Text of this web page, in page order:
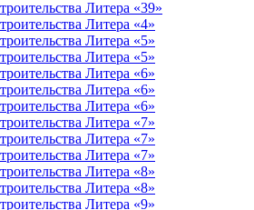
Литера «39»
Литера «4»
Литера «5»
Литера «5»
Литера «6»
Литера «6»
Литера «6»
Литера «7»
Литера «7»
Литера «7»
Литера «8»
Литера «8»
Литера «9»